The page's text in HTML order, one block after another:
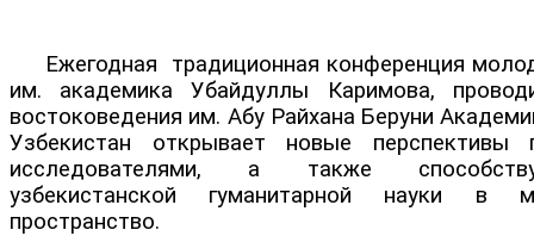
Ежегодная традиционная конференция
им. академика Убайдуллы Каримова,
востоковедения им. Абу Райхана Беруни
Узбекистан открывает новые
исследователями, а также
узбекистанской гуманитарной науки в
пространство.